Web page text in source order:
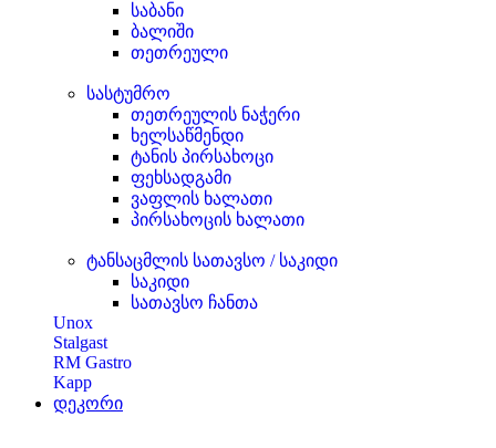
საბანი
ბალიში
თეთრეული
სასტუმრო
თეთრეულის ნაჭერი
ხელსაწმენდი
ტანის პირსახოცი
ფეხსადგამი
ვაფლის ხალათი
პირსახოცის ხალათი
ტანსაცმლის სათავსო / საკიდი
საკიდი
სათავსო ჩანთა
Unox
Stalgast
RM Gastro
Kapp
დეკორი